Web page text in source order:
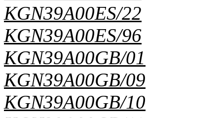
KGN39A00ES/22
KGN39A00ES/96
KGN39A00GB/01
KGN39A00GB/09
KGN39A00GB/10